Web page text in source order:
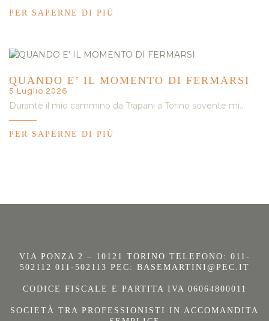
PER SAPERNE DI PIÙ
QUANDO E’ IL MOMENTO DI FERMARSI
5 Luglio 2026
Durante il mio cammino da Trapani a Torino sovente mi…
PER SAPERNE DI PIÙ
VIA PONZA 2 – 10121 TORINO TELEFONO: 011-
502112 011-502113 PEC: BASEMARTINI@PEC.IT
CODICE FISCALE E PARTITA IVA 06064800011
SOCIETÀ TRA PROFESSIONISTI IN ACCOMANDITA